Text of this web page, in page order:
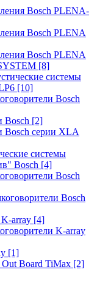
Bosch PLENA-
Bosch PLENA
Bosch PLENA
[8]
системы
[10]
Bosch
Bosch [2]
Bosch серии XLA
системы
Bosch [4]
Bosch
Bosch
array [4]
K-array
[1]
Board TiMax [2]